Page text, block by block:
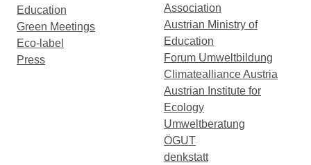
Education
Green Meetings
Eco-label
Press
Association
Austrian Ministry of
Education
Forum Umweltbildung
Climatealliance Austria
Austrian Institute for
Ecology
Umweltberatung
ÖGUT
denkstatt